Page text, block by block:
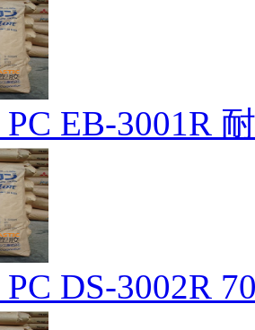
EB-3001R
DS-3002R